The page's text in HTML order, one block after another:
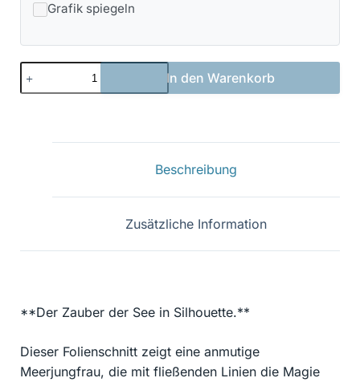
Grafik spiegeln
Meerjungfrau
15
In den Warenkorb
Beschreibung
Zusätzliche Information
**Der Zauber der See in Silhouette.**
Dieser Folienschnitt zeigt eine anmutige
Meerjungfrau, die mit fließenden Linien die Magie